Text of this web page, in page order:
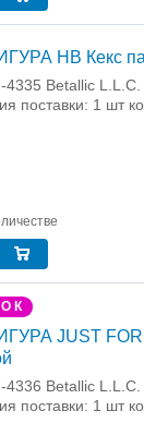
HB Кекс
4335 Betallic L.L.C.
поставки: 1 шт
К
JUST
4336 Betallic L.L.C.
поставки: 1 шт